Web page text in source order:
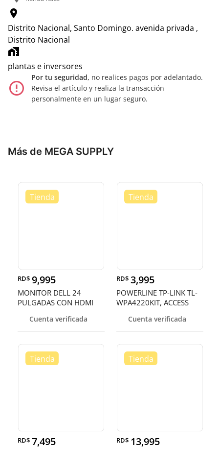
location_on
Distrito Nacional, Santo Domingo. avenida privada ,
Distrito Nacional
home_work
plantas e inversores
error_outline
Por tu seguridad, no realices pagos por adelantado.
Revisa el artículo y realiza la transacción
personalmente en un lugar seguro.
Más de MEGA SUPPLY
RD$ 9,995
MONITOR DELL 24
PULGADAS CON HDMI
Cuenta verificada
RD$ 3,995
POWERLINE TP-LINK TL-
WPA4220KIT, ACCESS
2.4GHZ/300MBPS, 2
Cuenta verificada
RD$ 7,495 RD$ 13,995